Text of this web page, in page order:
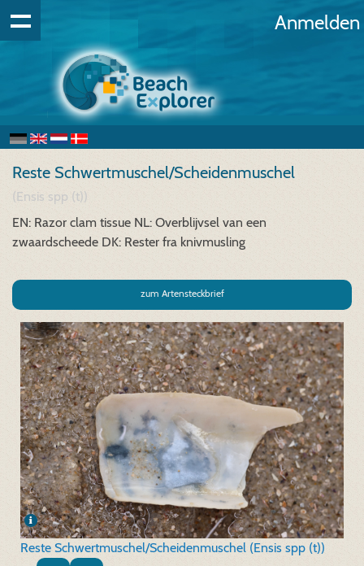
Anmelden
Reste Schwertmuschel/Scheidenmuschel
(Ensis spp (t))
EN: Razor clam tissue NL: Overblijvsel van een
zwaardscheede DK: Rester fra knivmusling
zum Artensteckbrief
Reste Schwertmuschel/Scheidenmuschel (Ensis spp (t))